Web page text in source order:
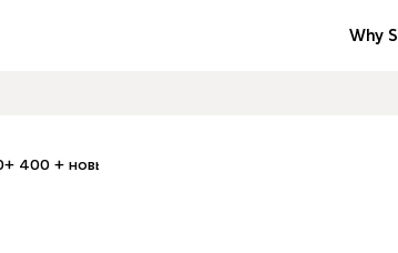
Why
400 + новые ( инвайт и отписка новых